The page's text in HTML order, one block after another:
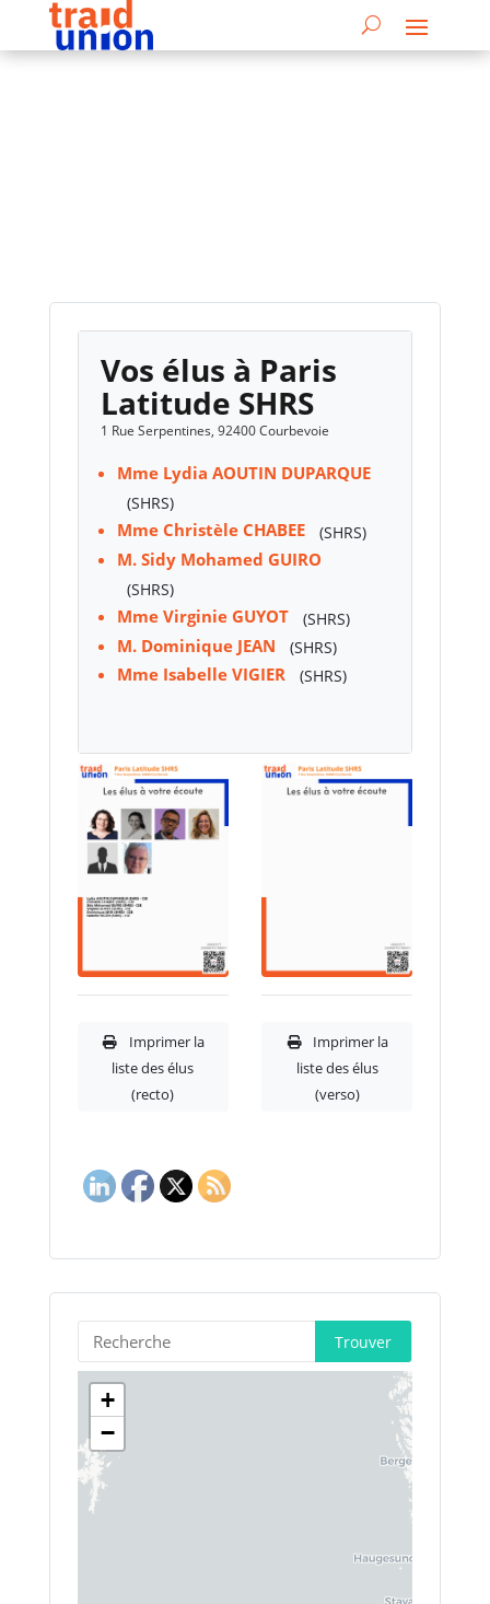
Vos élus à Paris
Latitude SHRS
1 Rue Serpentines, 92400 Courbevoie
Mme Lydia AOUTIN DUPARQUE
(SHRS)
Mme Christèle CHABEE (SHRS)
M. Sidy Mohamed GUIRO
(SHRS)
Mme Virginie GUYOT (SHRS)
M. Dominique JEAN (SHRS)
Mme Isabelle VIGIER (SHRS)
Imprimer la
liste des élus
(recto)
Imprimer la
liste des élus
(verso)
Trouver
+
−